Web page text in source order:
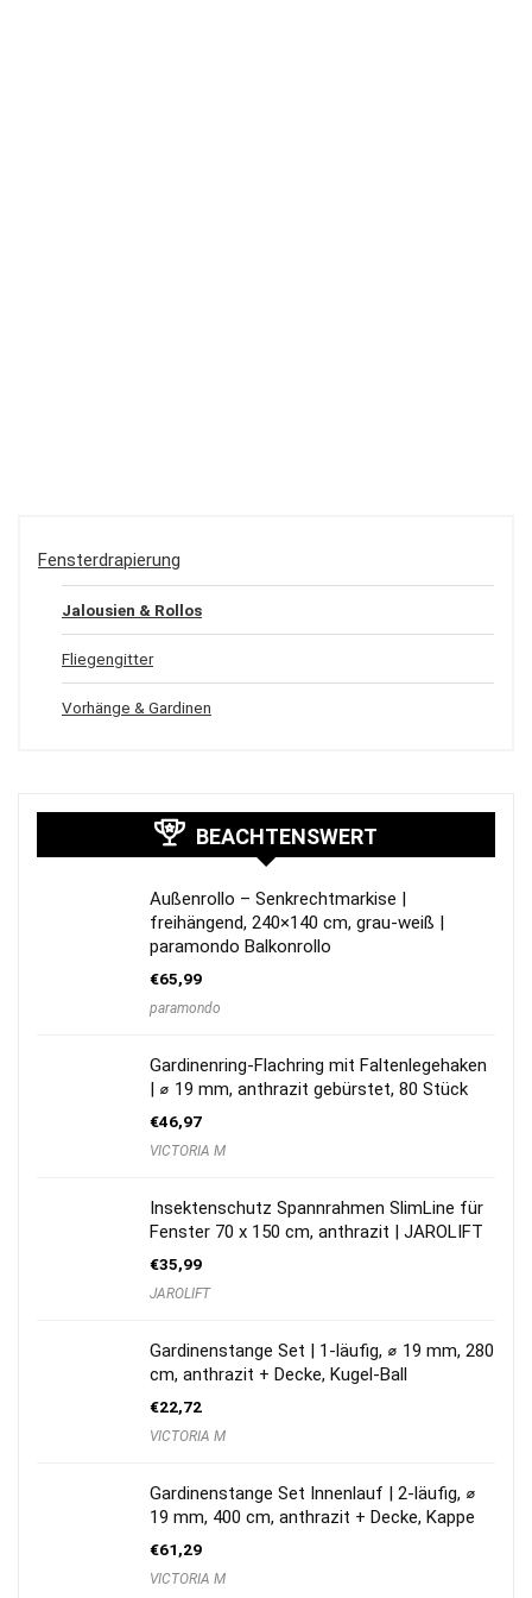
Fensterdrapierung
Jalousien & Rollos
Fliegengitter
Vorhänge & Gardinen
BEACHTENSWERT
Außenrollo – Senkrechtmarkise |
freihängend, 240×140 cm, grau-weiß |
paramondo Balkonrollo
€65,99
paramondo
Gardinenring-Flachring mit Faltenlegehaken
| ⌀ 19 mm, anthrazit gebürstet, 80 Stück
€46,97
VICTORIA M
Insektenschutz Spannrahmen SlimLine für
Fenster 70 x 150 cm, anthrazit | JAROLIFT
€35,99
JAROLIFT
Gardinenstange Set | 1-läufig, ⌀ 19 mm, 280
cm, anthrazit + Decke, Kugel-Ball
€22,72
VICTORIA M
Gardinenstange Set Innenlauf | 2-läufig, ⌀
19 mm, 400 cm, anthrazit + Decke, Kappe
€61,29
VICTORIA M